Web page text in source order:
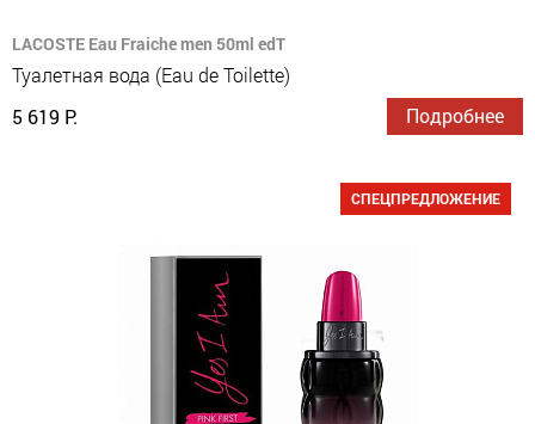
LACOSTE Eau Fraiche men 50ml edT
Туалетная вода (Eau de Toilette)
5 619 Р.
Подробнее
СПЕЦПРЕДЛОЖЕНИЕ